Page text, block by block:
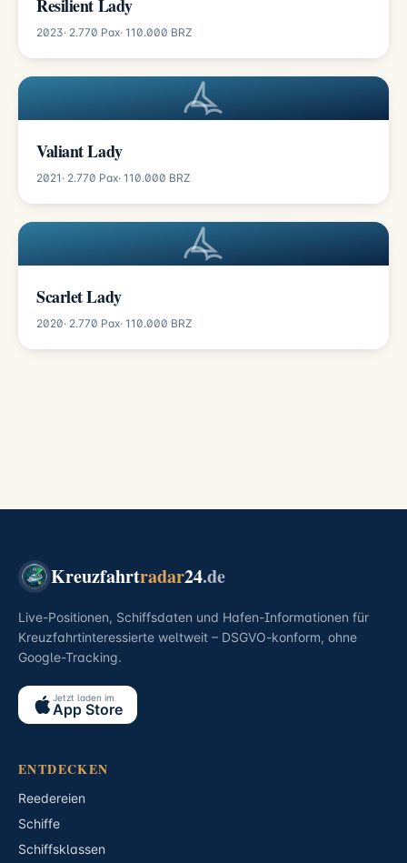
Resilient Lady
2023· 2.770 Pax· 110.000 BRZ
Valiant Lady
2021 · 2.770 Pax· 110.000 BRZ
Scarlet Lady
2020· 2.770 Pax· 110.000 BRZ
Kreuzfahrtradar24.de
Live-Positionen, Schiffsdaten und Hafen-Informationen für
Kreuzfahrtinteressierte weltweit – DSGVO-konform, ohne
Google-Tracking.
Jetzt laden im
App Store
ENTDECKEN
Reedereien
Schiffe
Schiffsklassen